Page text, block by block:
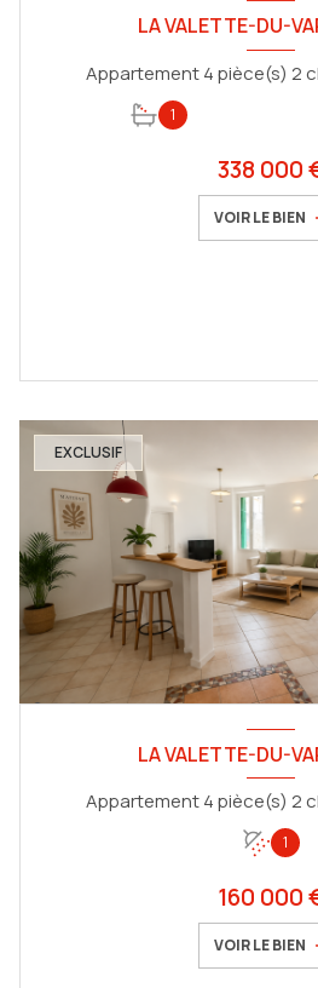
LA VALETTE-DU-
1
338 000
VOIR LE BIEN
EXCLUSIF
LA VALETTE-DU-
1
160 000
VOIR LE BIEN